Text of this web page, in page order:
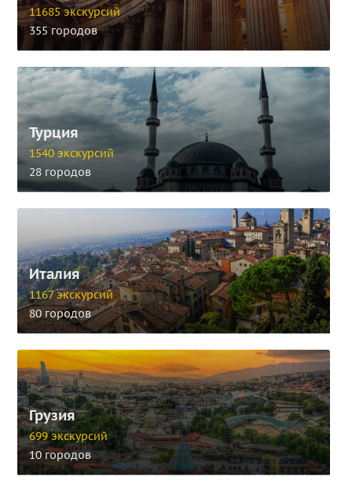
11685 экскурсий
355 городов
Турция
1540 экскурсий
28 городов
Италия
1167 экскурсий
80 городов
Грузия
699 экскурсий
10 городов